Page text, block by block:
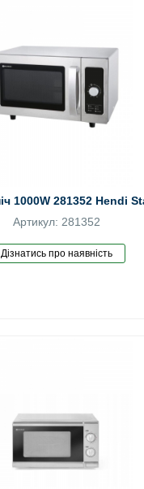
1000W 281352 Hendi
Артикул: 281352